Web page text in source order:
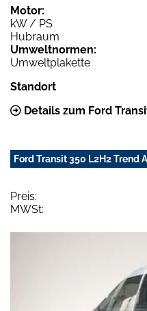
Motor:
kW / PS
Hubraum
Umweltnormen:
Umweltplakette
Standort
Details zum Ford
Ford Transit 350 L2H2 Trend
Preis:
MWSt: